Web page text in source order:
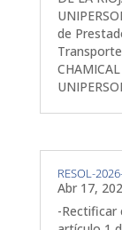
de
RESOL-
Abr 17,
-Rectificar